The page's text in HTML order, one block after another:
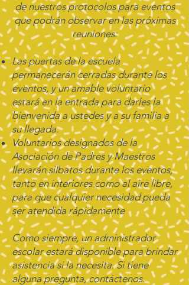
de nuestros protocolos para eventos
que podrán observar en las próximas
reuniones:
Las puertas de la escuela
permanecerán cerradas durante los
eventos, y un amable voluntario
estará en la entrada para darles la
bienvenida a ustedes y a su familia a
su llegada.
Voluntarios designados de la
Asociación de Padres y Maestros
llevarán silbatos durante los eventos,
tanto en interiores como al aire libre,
para que cualquier necesidad pueda
ser atendida rápidamente
Como siempre, un administrador
escolar estará disponible para brindar
asistencia si la necesita. Si tiene
alguna pregunta, contáctenos.